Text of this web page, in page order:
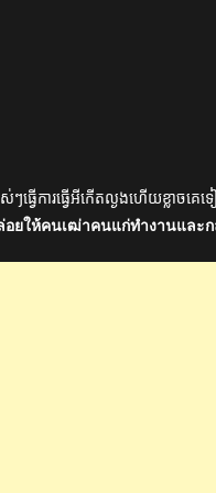
ធ្វើការធ្វើអីកើតល្ងងហើយខ្លាចគេទ
ยให้คนเฒ่าคนแก่ทำงานและ